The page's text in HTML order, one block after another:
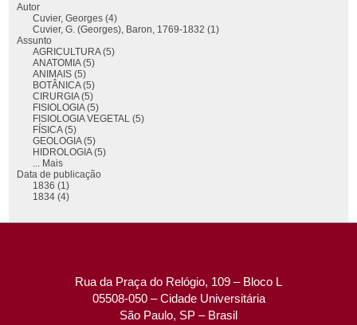
Autor
Cuvier, Georges (4)
Cuvier, G. (Georges), Baron, 1769-1832 (1)
Assunto
AGRICULTURA (5)
ANATOMIA (5)
ANIMAIS (5)
BOTÂNICA (5)
CIRURGIA (5)
FISIOLOGIA (5)
FISIOLOGIA VEGETAL (5)
FÍSICA (5)
GEOLOGIA (5)
HIDROLOGIA (5)
... Mais
Data de publicação
1836 (1)
1834 (4)
Rua da Praça do Relógio, 109 – Bloco L
05508-050 – Cidade Universitária
São Paulo, SP – Brasil